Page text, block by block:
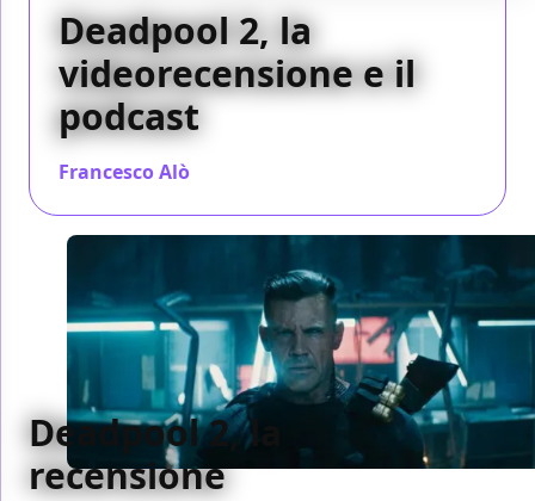
Deadpool 2, la
videorecensione e il
podcast
Francesco Alò
Deadpool 2, la
recensione